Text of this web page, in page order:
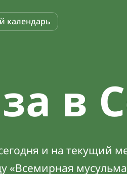
календарь
в
и на текущий
«Всемирная